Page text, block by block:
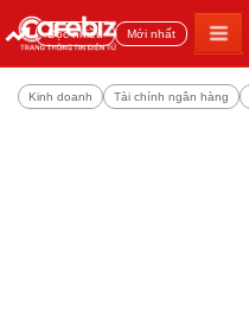
Đọc nhiều Mới nhất
Kinh doanh Tài chính ngân hàng